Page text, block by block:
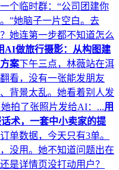
个临时群：“公司团建你
”她脑子一片空白。去
她连第一步都不知道怎么
AI做旅行摄影：从构图建
案下午三点，林薇站在洱
看，没有一张能发朋友
背景太乱。她看着别人发
拍了张照片发给AI：...用
术，一套中小卖家的提
单数据，今天只有3单。
没用。她不知道问题出在
详情页没打动用户？